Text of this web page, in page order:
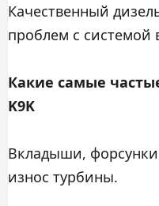
Качественный
проблем с системой
Какие самые
K9K
Вкладыши, форсунки
износ турбины.